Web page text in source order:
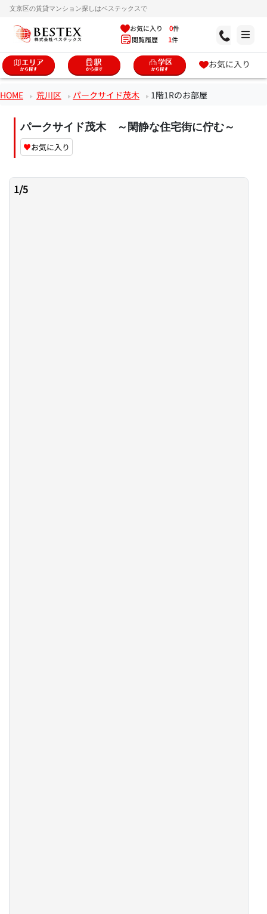
文京区の賃貸マンション探しはベステックスで
お気に入り 0件
閲覧履歴 1件
お気に入り
HOME 荒川区 パークサイド茂木 1階1Rのお部屋
パークサイド茂木 ～閑静な住宅街に佇む～
♥お気に入り
1/5